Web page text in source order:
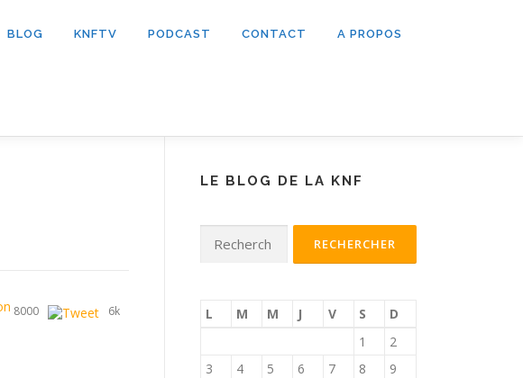
BLOG KNFTV PODCAST CONTACT A PROPOS
8000 6k
LE BLOG DE LA KNF
L M M J V S
D
1
2
3
4 5 6 7 8
9